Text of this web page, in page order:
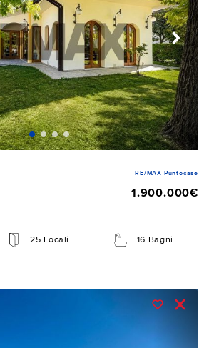
RE/MAX Puntocase
1.900.000€
25 Locali 16 Bagni